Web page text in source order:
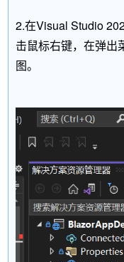
2.在Visual Studio
击鼠标右键，在弹出
图。